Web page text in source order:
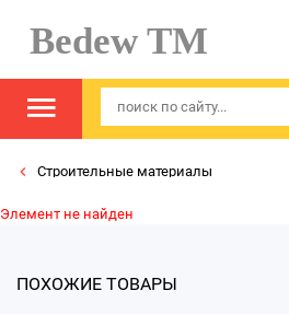
Bedew TM
Строительные материалы
Элемент не найден
ПОХОЖИЕ ТОВАРЫ